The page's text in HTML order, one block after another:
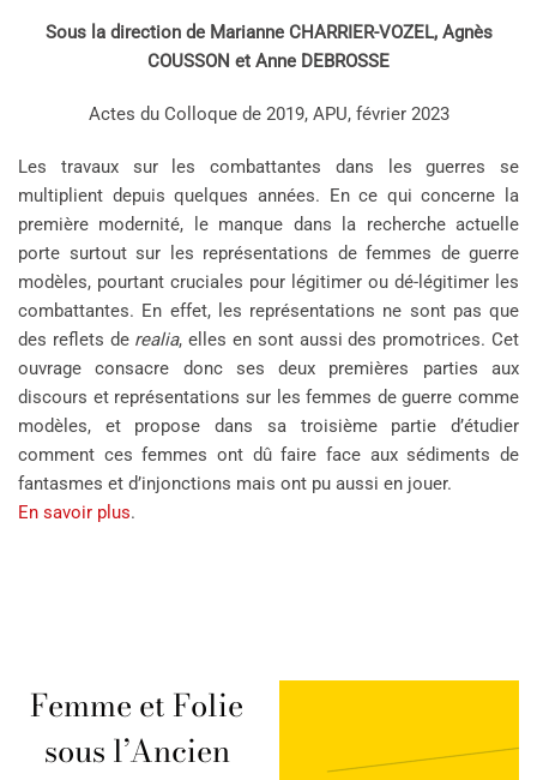
Sous la direction de Marianne CHARRIER-VOZEL, Agnès
COUSSON et Anne DEBROSSE
Actes du Colloque de 2019, APU, février 2023
Les travaux sur les combattantes dans les guerres se
multiplient depuis quelques années. En ce qui concerne la
première modernité, le manque dans la recherche actuelle
porte surtout sur les représentations de femmes de guerre
modèles, pourtant cruciales pour légitimer ou dé-légitimer les
combattantes. En effet, les représentations ne sont pas que
des reflets de realia, elles en sont aussi des promotrices. Cet
ouvrage consacre donc ses deux premières parties aux
discours et représentations sur les femmes de guerre comme
modèles, et propose dans sa troisième partie d’étudier
comment ces femmes ont dû faire face aux sédiments de
fantasmes et d’injonctions mais ont pu aussi en jouer.
En savoir plus.
Femme et Folie
sous l’Ancien